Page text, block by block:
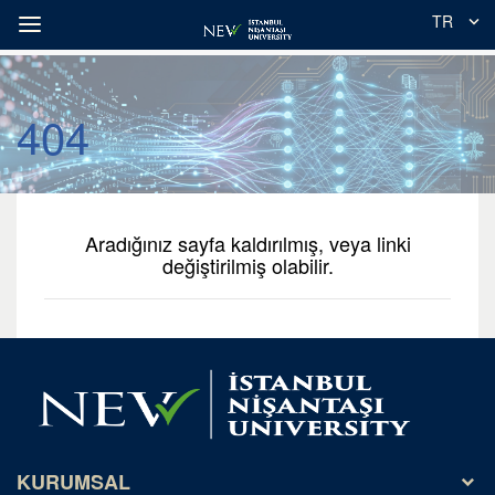
TR
404
Aradığınız sayfa kaldırılmış, veya linki
değiştirilmiş olabilir.
KURUMSAL